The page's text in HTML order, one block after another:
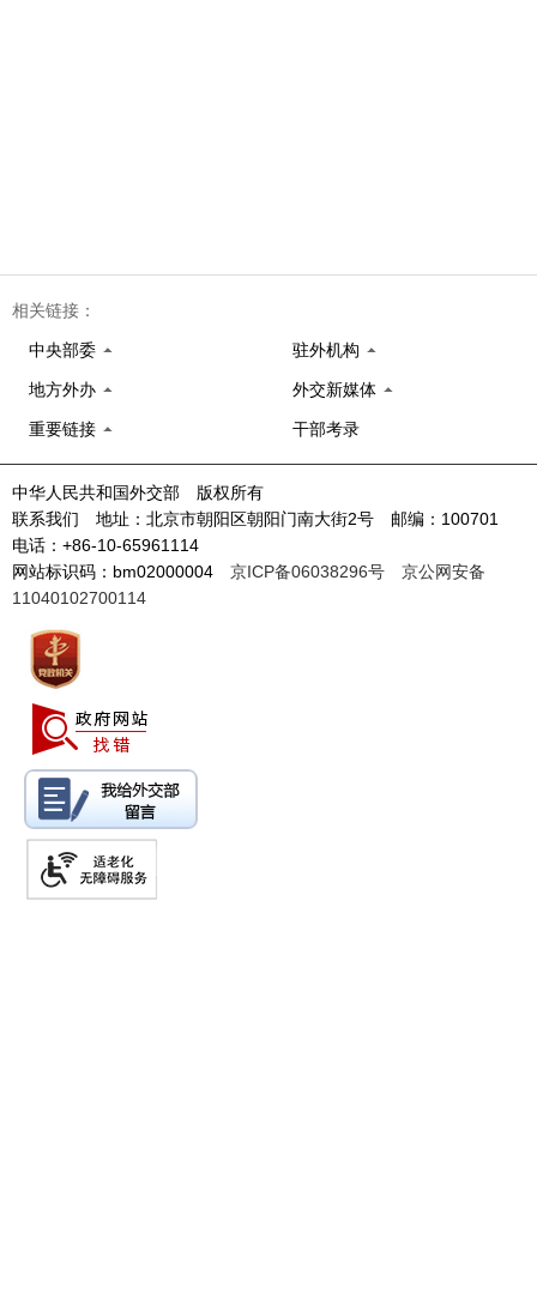
相关链接：
中央部委 驻外机构
地方外办 外交新媒体
重要链接 干部考录
中华人民共和国外交部 版权所有
联系我们 地址：北京市朝阳区朝阳门南大街2号 邮编：100701
电话：+86-10-65961114
网站标识码：bm02000004 京ICP备06038296号
京公网安备
11040102700114